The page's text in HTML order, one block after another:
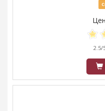
2.5/